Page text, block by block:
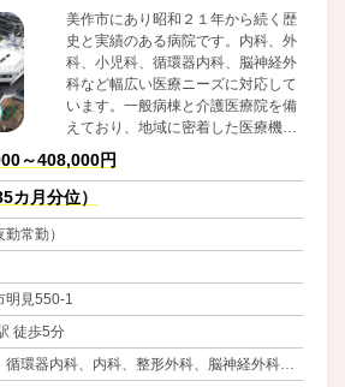
美作市にあり昭和２１年から続く歴
史と実績のある病院です。内科、外
科、小児科、循環器内科、脳神経外
科など幅広い医療ニーズに対応して
います。一般病棟と介護医療院を備
えており、地域に密着した医療機関
として機能しています。職員に対し
てはワークライフバランスに積極的
に取り組んでおり、院内保育所の設
さをとても大切にしています。
～408,000円
カ月分位）
常勤）
明見550-1
徒歩5分
環器内科、内科、整形外科、脳神経外科、